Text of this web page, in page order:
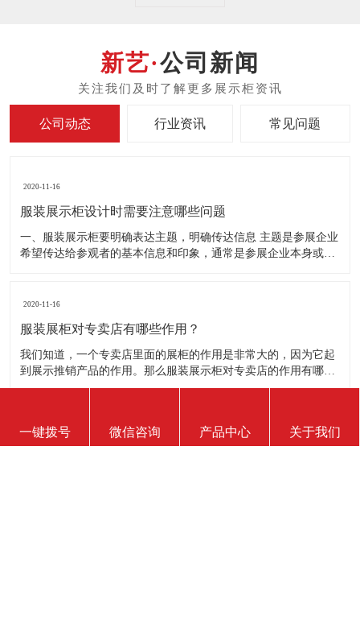
公司新闻
公司动态 行业资讯 常见问题
2020-11-16
服装展示柜设计时需要注意哪些问题
一、服装展示柜要明确表达主题，明确传达信息 主题是参展企业
希望传达给参观者的基本信息和印象，通常是参展企业本身或产
2020-11-16
服装展柜对专卖店有哪些作用？
我们知道，一个专卖店里面的展柜的作用是非常大的，因为它起
到展示推销产品的作用。那么服装展示柜对专卖店的作用有哪些
呢？下面就跟大家一起来了解服装展柜的作用 1、陈列展示功能
品
服装展示柜能使用多长时间？
一键拨号 微信咨询 产品中心 关于我们